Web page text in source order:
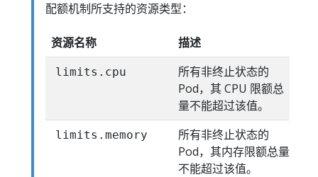
配额机制所支持的资源类型：
资源名称 描述
limits.cpu
所有非终止状态的
Pod，其 CPU 限额总
量不能超过该值。
limits.memory
所有非终止状态的
Pod，其内存限额总量
不能超过该值。